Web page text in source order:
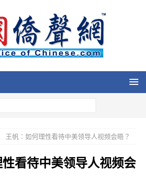
王帆：如何理性看待中美领导人视频会晤？
看待中美领导人视频会